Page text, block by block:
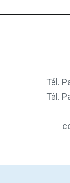
Tél.
Tél.